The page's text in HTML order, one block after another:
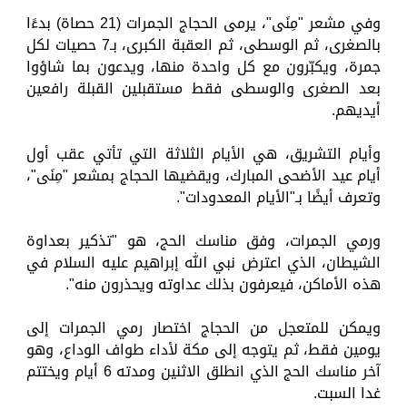
وفي مشعر "مِنَى"، يرمى الحجاج الجمرات (21 حصاة) بدءًا
بالصغرى، ثم الوسطى، ثم العقبة الكبرى، بـ7 حصيات لكل
جمرة، ويكبّرون مع كل واحدة منها، ويدعون بما شاؤوا
بعد الصغرى والوسطى فقط مستقبلين القبلة رافعين
أيديهم.
وأيام التشريق، هي الأيام الثلاثة التي تأتي عقب أول
أيام عيد الأضحى المبارك، ويقضيها الحجاج بمشعر "مِنَى"،
وتعرف أيضًا بـ"الأيام المعدودات".
ورمي الجمرات، وفق مناسك الحج، هو "تذكير بعداوة
الشيطان، الذي اعترض نبي الله إبراهيم عليه السلام في
هذه الأماكن، فيعرفون بذلك عداوته ويحذرون منه".
ويمكن للمتعجل من الحجاج اختصار رمي الجمرات إلى
يومين فقط، ثم يتوجه إلى مكة لأداء طواف الوداع، وهو
آخر مناسك الحج الذي انطلق الاثنين ومدته 6 أيام ويختتم
غدا السبت.